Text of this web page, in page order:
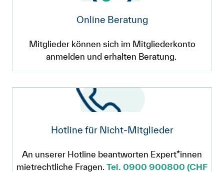
Online Beratung
Mitglieder können sich im Mitgliederkonto
anmelden und erhalten Beratung.
Hotline für Nicht-Mitglieder
An unserer Hotline beantworten Expert*innen
mietrechtliche Fragen. Tel. 0900 900800 (CHF